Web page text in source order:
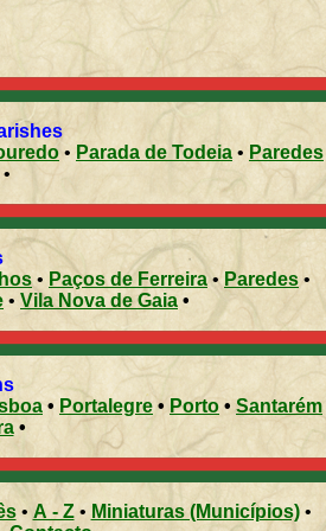
• Parada de Todeia • Paredes
•
• Paços de Ferreira• Paredes •
• Vila Nova de Gaia •
• Portalegre • Porto • Santarém
•
• A - Z• Miniaturas (Municípios)•